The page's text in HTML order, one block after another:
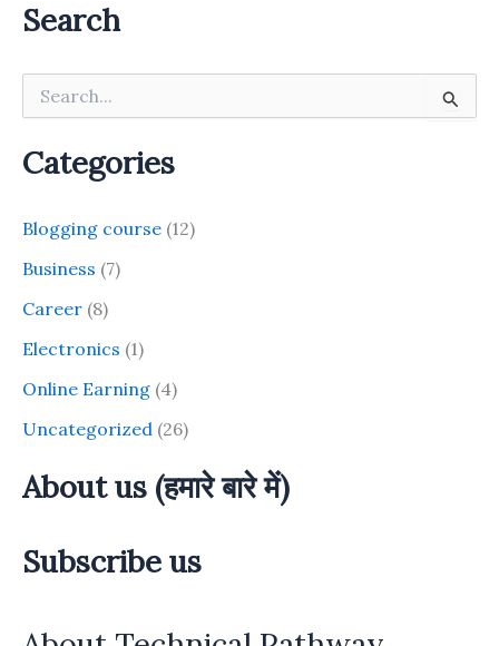
Search
r
c
o
r
Categories
Blogging course (12)
Business (7)
Career (8)
Electronics (1)
Online Earning (4)
Uncategorized (26)
About us (हमारे बारे में)
Subscribe us